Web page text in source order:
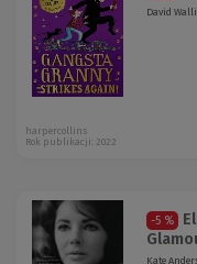
David
harpercollins
Rok publikacji: 2022
-5 %
Kate